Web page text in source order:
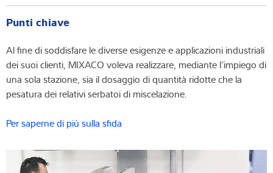
Punti chiave
Al fine di soddisfare le diverse esigenze e applicazioni industriali
dei suoi clienti, MIXACO voleva realizzare, mediante l’impiego di
una sola stazione, sia il dosaggio di quantità ridotte che la
pesatura dei relativi serbatoi di miscelazione.
Per saperne di più sulla sfida